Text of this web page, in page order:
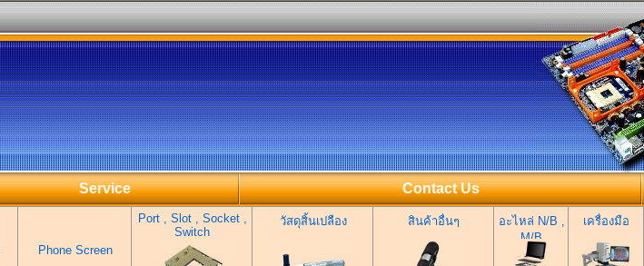
Service Contact Us
Phone Screen
Port , Slot , Socket ,
Switch
วัสดุสิ้นเปลือง สินค้าอื่นๆ
อะไหล่ N/B ,
M/B
เครื่องมือ